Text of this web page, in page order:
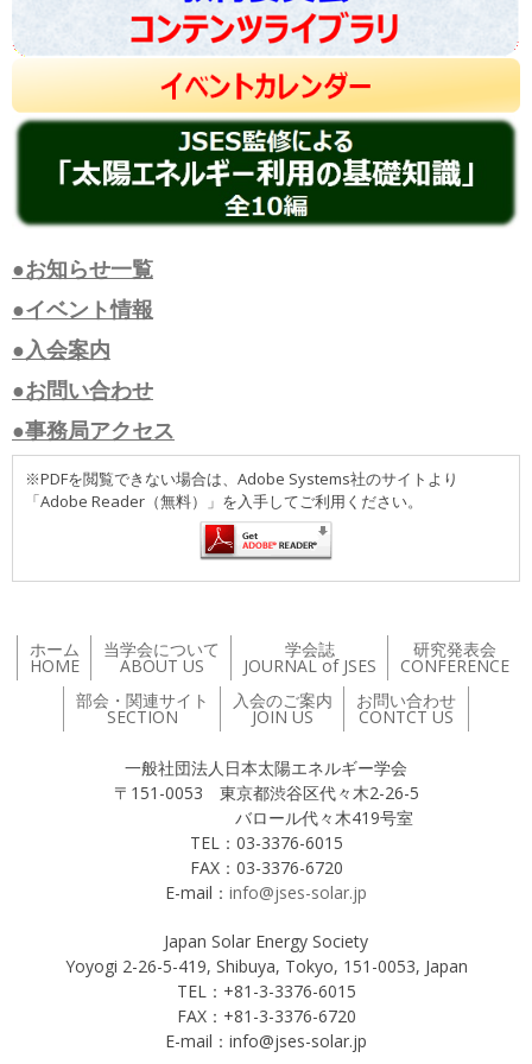
●お知らせ一覧
●イベント情報
●入会案内
●お問い合わせ
●事務局アクセス
※PDFを閲覧できない場合は、Adobe Systems社のサイトより
「Adobe Reader（無料）」を入手してご利用ください。
ホーム
HOME
当学会について
ABOUT US
学会誌
JOURNAL of JSES
研究発表会
CONFERENCE
部会・関連サイト
SECTION
入会のご案内
JOIN US
お問い合わせ
CONTCT US
一般社団法人日本太陽エネルギー学会
〒151-0053 東京都渋谷区代々木2-26-5
バロール代々木419号室
TEL：03-3376-6015
FAX：03-3376-6720
E-mail： info@jses-solar.jp
Japan Solar Energy Society
Yoyogi 2-26-5-419, Shibuya, Tokyo, 151-0053, Japan
TEL：+81-3-3376-6015
FAX：+81-3-3376-6720
E-mail：info@jses-solar.jp